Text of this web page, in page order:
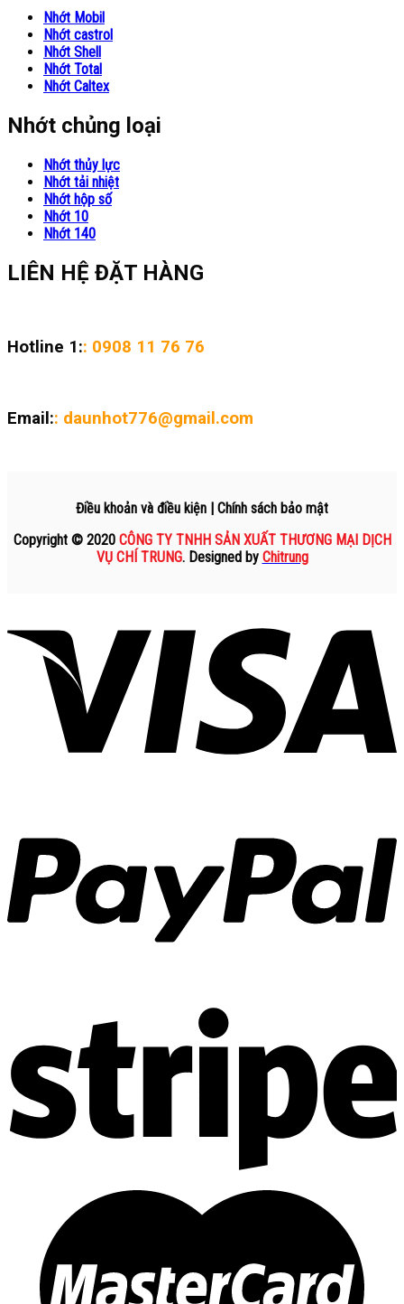
Nhớt Mobil
Nhớt castrol
Nhớt Shell
Nhớt Total
Nhớt Caltex
Nhớt chủng loại
Nhớt thủy lực
Nhớt tải nhiệt
Nhớt hộp số
Nhớt 10
Nhớt 140
LIÊN HỆ ĐẶT HÀNG
Hotline 1:: 0908 11 76 76
Email:: daunhot776@gmail.com
Điều khoản và điều kiện | Chính sách bảo mật
Copyright © 2020 CÔNG TY TNHH SẢN XUẤT THƯƠNG MẠI DỊCH
VỤ CHÍ TRUNG. Designed by Chitrung